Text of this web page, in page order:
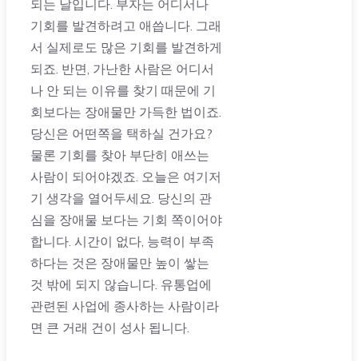
되는 날입니다. 부자는 어디서나
기회를 발견하려고 애씁니다. 그래
서 실제로도 많은 기회를 발견하게
되죠. 반면, 가난한 사람은 어디서
나 안 되는 이유를 찾기 때문에 기
회보다는 장애물만 가득한 법이죠.
당신은 어떤쪽을 택하실 건가요?
물론 기회를 찾아 부단히 애쓰는
사람이 되어야겠죠. 오늘은 여기저
기 생각을 열어두세요. 당신의 관
심을 장애물 보다는 기회 쪽이어야
합니다. 시간이 없다, 능력이 부족
하다는 것은 장애물만 높이 쌓는
것 밖에 되지 않습니다. 유통업에
관련된 사업에 종사하는 사람이라
면 큰 거래 건이 성사 됩니다.